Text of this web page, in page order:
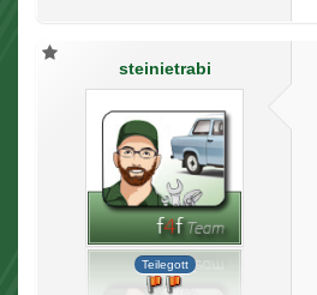
steinietrabi
Teilegott